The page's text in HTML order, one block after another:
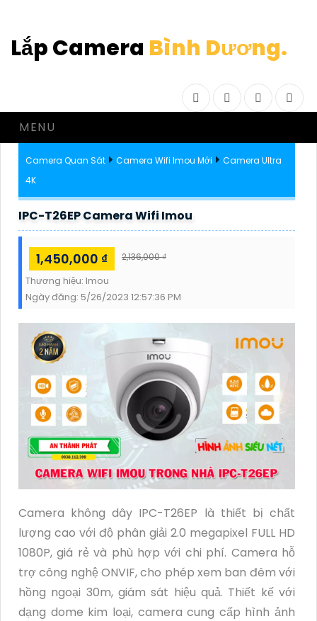
Lắp Camera Bình Dương.
FacebookTwitter Instagram
MENU
Camera Quan Sát Camera Wifi Imou Mới
Camera Ultra
4K
IPC-T26EP Camera Wifi Imou
1,450,000 ₫ 2,136,000 ₫
Thương hiệu: Imou
Ngày đăng: 5/26/2023 12:57:36 PM
Camera không dây IPC-T26EP là thiết bị chất
lượng cao với độ phân giải 2.0 megapixel FULL HD
1080P, giá rẻ và phù hợp với chi phí. Camera hỗ
trợ công nghệ ONVIF, cho phép xem ban đêm với
hồng ngoại 30m, giám sát hiệu quả. Thiết kế với
dạng dome kim loại, camera cung cấp hình ảnh